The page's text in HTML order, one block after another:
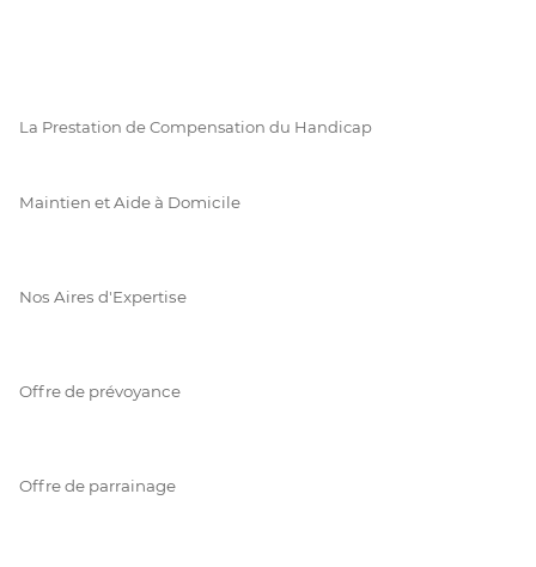
La Prestation de Compensation du Handicap
Maintien et Aide à Domicile
Nos Aires d'Expertise
Offre de prévoyance
Offre de parrainage